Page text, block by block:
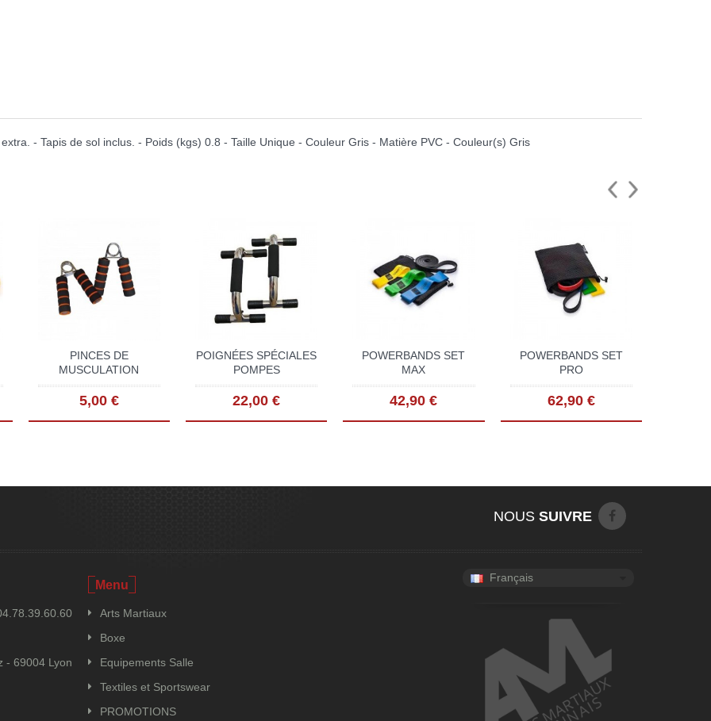
- Tapis de sol inclus. - Poids (kgs) 0.8 - Taille Unique - Couleur Gris - Matière PVC - Couleur(s) Gris
PINCES DE
MUSCULATION
5,00 €
POIGNÉES SPÉCIALES
POMPES
22,00 €
POWERBANDS SET
MAX
42,90 €
POWERBANDS SET
PRO
62,90 €
SUIVRE
NOUS
- 69004 Lyon
Menu
Arts Martiaux
Boxe
Equipements Salle
Textiles et Sportswear
PROMOTIONS
Français